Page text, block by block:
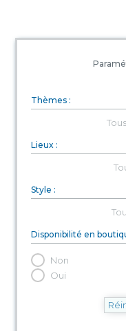
Thèmes :
Lieux :
Style :
Disponibilité en
Disponibilité en
Non
Oui